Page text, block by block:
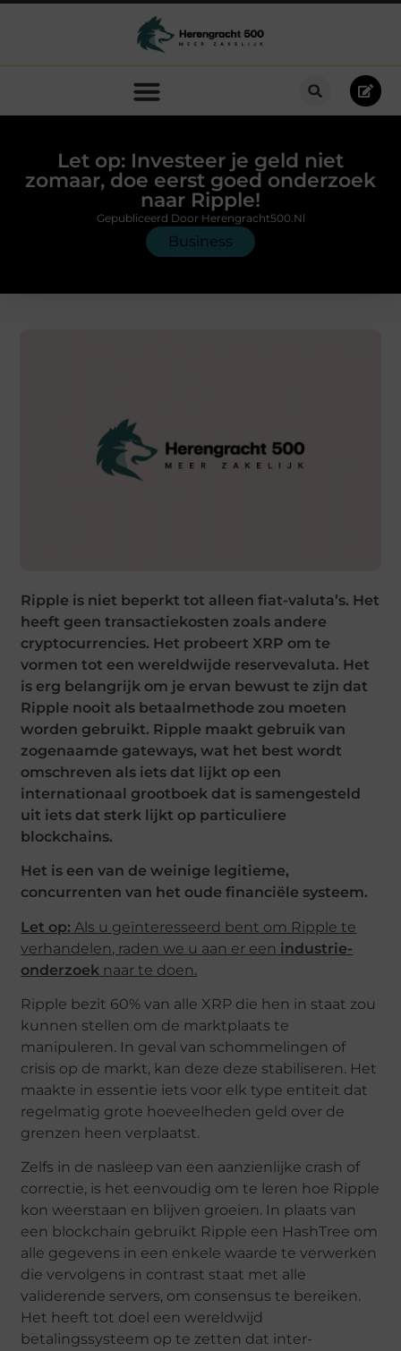
Let op: Investeer je geld niet
zomaar, doe eerst goed onderzoek
naar Ripple!
Business
Gepubliceerd Door Herengracht500.nl
Ripple is niet beperkt tot alleen fiat-valuta’s. Het
heeft geen transactiekosten zoals andere
cryptocurrencies. Het probeert XRP om te
vormen tot een wereldwijde reservevaluta. Het
is erg belangrijk om je ervan bewust te zijn dat
Ripple nooit als betaalmethode zou moeten
worden gebruikt. Ripple maakt gebruik van
zogenaamde gateways, wat het best wordt
omschreven als iets dat lijkt op een
internationaal grootboek dat is samengesteld
uit iets dat sterk lijkt op particuliere
blockchains.
Het is een van de weinige legitieme,
concurrenten van het oude financiële systeem.
Let op: Als u geïnteresseerd bent om Ripple te
verhandelen, raden we u aan er een industrie-
onderzoek naar te doen.
Ripple bezit 60% van alle XRP die hen in staat zou
kunnen stellen om de marktplaats te
manipuleren. In geval van schommelingen of
crisis op de markt, kan deze deze stabiliseren. Het
maakte in essentie iets voor elk type entiteit dat
regelmatig grote hoeveelheden geld over de
grenzen heen verplaatst.
Zelfs in de nasleep van een aanzienlijke crash of
correctie, is het eenvoudig om te leren hoe Ripple
kon weerstaan ​​en blijven groeien. In plaats van
een blockchain gebruikt Ripple een HashTree om
alle gegevens in een enkele waarde te verwerken
die vervolgens in contrast staat met alle
validerende servers, om consensus te bereiken.
Het heeft tot doel een wereldwijd
betalingssysteem op te zetten dat inter-